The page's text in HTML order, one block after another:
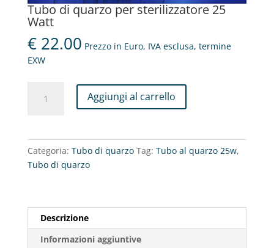
Tubo di quarzo per sterilizzatore 25
Watt
€22.00 Prezzo in Euro, IVA esclusa, termine
EXW
sterilizzatore
Aggiungi al carrello
Categoria: Tubo di quarzo Tag: Tubo al quarzo 25w,
Tubo di quarzo
Descrizione
Informazioni aggiuntive